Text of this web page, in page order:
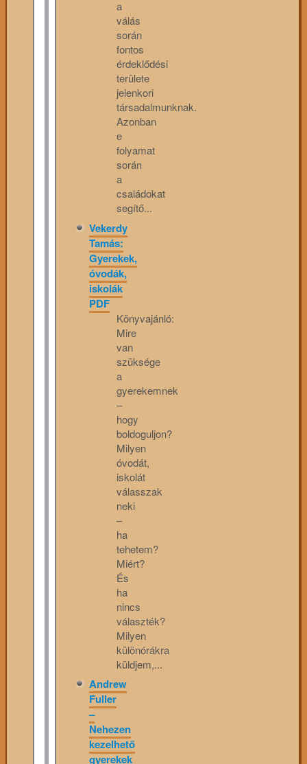
a
válás
során
fontos
érdeklődési
területe
jelenkori
társadalmunknak.
Azonban
e
folyamat
során
a
családokat
segítő...
Vekerdy
Tamás:
Gyerekek,
óvodák,
iskolák
PDF
Könyvajánló:
Mire
van
szüksége
a
gyerekemnek
–
hogy
boldoguljon?
Milyen
óvodát,
iskolát
válasszak
neki
–
ha
tehetem?
Miért?
És
ha
nincs
választék?
Milyen
különórákra
küldjem,...
Andrew
Fuller
–
Nehezen
kezelhető
gyerekek